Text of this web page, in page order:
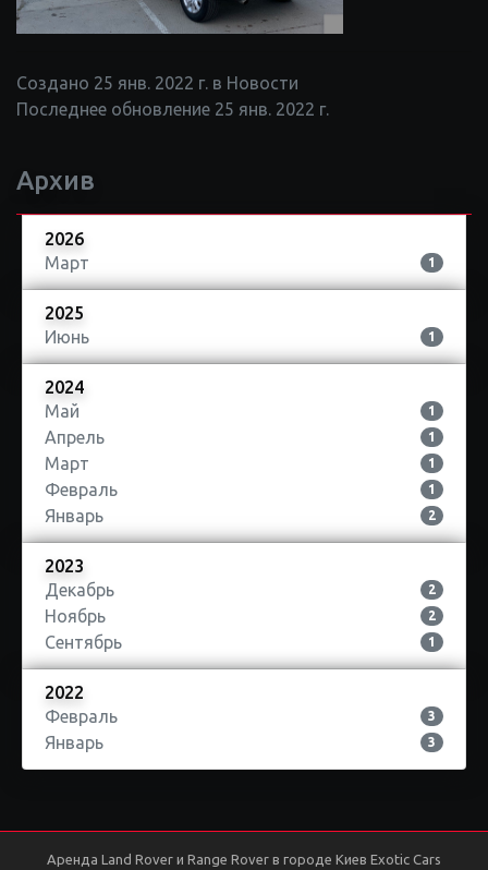
Создано 25 янв. 2022 г. в Новости
Последнее обновление 25 янв. 2022 г.
Архив
2026
Март
1
2025
Июнь
1
2024
Май
1
Апрель 1
Март 1
Февраль 1
Январь 2
2023
Декабрь
2
Ноябрь 2
Сентябрь 1
2022
Февраль
3
Январь 3
Аренда Land Rover и Range Rover в городе Киев Exotic Cars